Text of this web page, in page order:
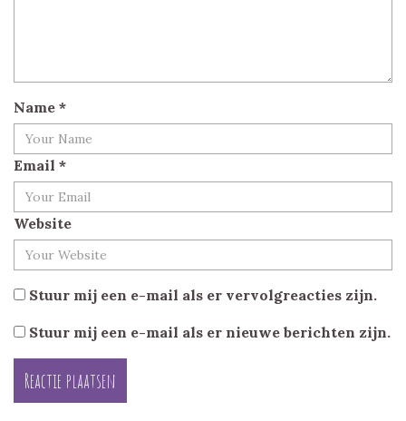
Name *
Email *
Website
Stuur mij een e-mail als er vervolgreacties zijn.
Stuur mij een e-mail als er nieuwe berichten zijn.